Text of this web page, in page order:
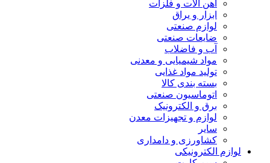
آهن آلات و فلزات
ابزار و یراق
لوازم صنعتی
ضایعات صنعتی
آب و فاضلاب
مواد شیمیایی و معدنی
تولید مواد غذایی
بسته بندی کالا
اتوماسیون صنعتی
برق و الکترونیک
لوازم و تجهیزات معدن
سایر
کشاورزی و دامداری
لوازم الکترونیکی